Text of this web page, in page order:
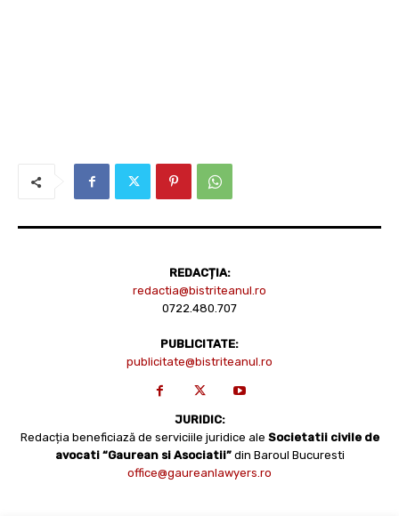
REDACȚIA:
redactia@bistriteanul.ro
0722.480.707
PUBLICITATE:
publicitate@bistriteanul.ro
JURIDIC:
Redacția beneficiază de serviciile juridice ale Societatii civile de
avocati “Gaurean si Asociatii” din Baroul Bucuresti
office@gaureanlawyers.ro